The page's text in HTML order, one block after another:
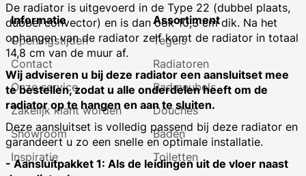
De radiator is uitgevoerd in de Type 22 (dubbel plaats,
dubbel convector) en is dan ook 10,3 cm dik. Na het
ophangen van de radiator zelf komt de radiator in totaal
14,8 cm van de muur af.
Wij adviseren u bij deze radiator een aansluitset mee
te bestellen, zodat u alle onderdelen heeft om de
radiator op te hangen en aan te sluiten.
Deze aansluitset is volledig passend bij deze radiator en
garandeert u zo een snelle en optimale installatie.
- Aansluitpakket 1: Als de leidingen uit de vloer naast
Informatie
Openingstijden
Contact
Onze service
Zakelijk klant worden
Showroom
Inspiratie
Assortiment
Tegels
Radiatoren
Badmeubels
Douches
Baden
Toiletten